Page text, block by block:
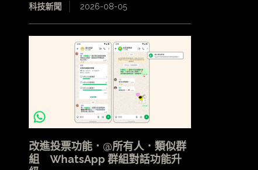
科技新聞 2026-08-05
改進投票功能．@所有人．類似群
組 WhatsApp 群組對話功能升